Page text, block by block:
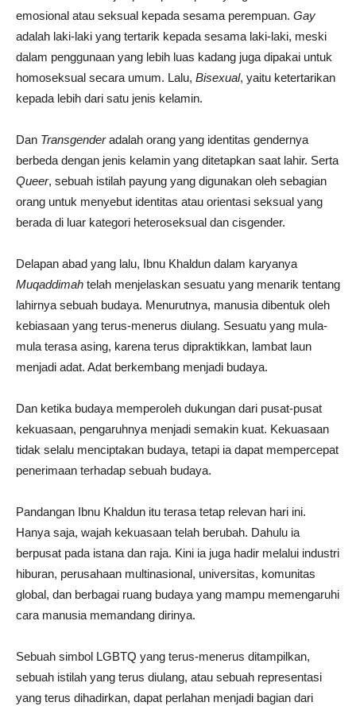
emosional atau seksual kepada sesama perempuan. Gay
adalah laki-laki yang tertarik kepada sesama laki-laki, meski
dalam penggunaan yang lebih luas kadang juga dipakai untuk
homoseksual secara umum. Lalu, Bisexual, yaitu ketertarikan
kepada lebih dari satu jenis kelamin.
Dan Transgenderadalah orang yang identitas gendernya
berbeda dengan jenis kelamin yang ditetapkan saat lahir. Serta
Queer, sebuah istilah payung yang digunakan oleh sebagian
orang untuk menyebut identitas atau orientasi seksual yang
berada di luar kategori heteroseksual dan cisgender.
Delapan abad yang lalu, Ibnu Khaldun dalam karyanya
Muqaddimah telah menjelaskan sesuatu yang menarik tentang
lahirnya sebuah budaya. Menurutnya, manusia dibentuk oleh
kebiasaan yang terus-menerus diulang. Sesuatu yang mula-
mula terasa asing, karena terus dipraktikkan, lambat laun
menjadi adat. Adat berkembang menjadi budaya.
Dan ketika budaya memperoleh dukungan dari pusat-pusat
kekuasaan, pengaruhnya menjadi semakin kuat. Kekuasaan
tidak selalu menciptakan budaya, tetapi ia dapat mempercepat
penerimaan terhadap sebuah budaya.
Pandangan Ibnu Khaldun itu terasa tetap relevan hari ini.
Hanya saja, wajah kekuasaan telah berubah. Dahulu ia
berpusat pada istana dan raja. Kini ia juga hadir melalui industri
hiburan, perusahaan multinasional, universitas, komunitas
global, dan berbagai ruang budaya yang mampu memengaruhi
cara manusia memandang dirinya.
Sebuah simbol LGBTQ yang terus-menerus ditampilkan,
sebuah istilah yang terus diulang, atau sebuah representasi
yang terus dihadirkan, dapat perlahan menjadi bagian dari